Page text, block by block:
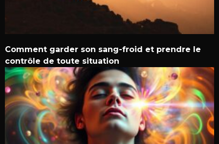
Comment garder son sang-froid et prendre le
contrôle de toute situation